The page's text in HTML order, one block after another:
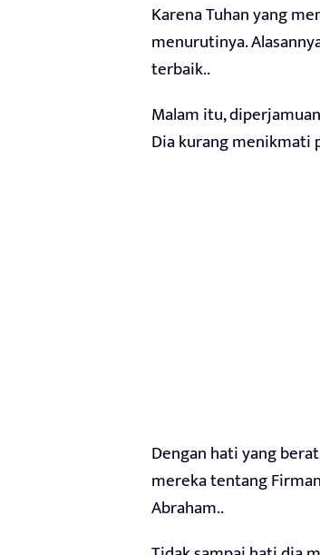
Karena Tuhan yang
menurutinya.
terbaik..
Malam itu,
Dia kurang menikmati
Dengan hati yang
mereka tentang
Abraham..